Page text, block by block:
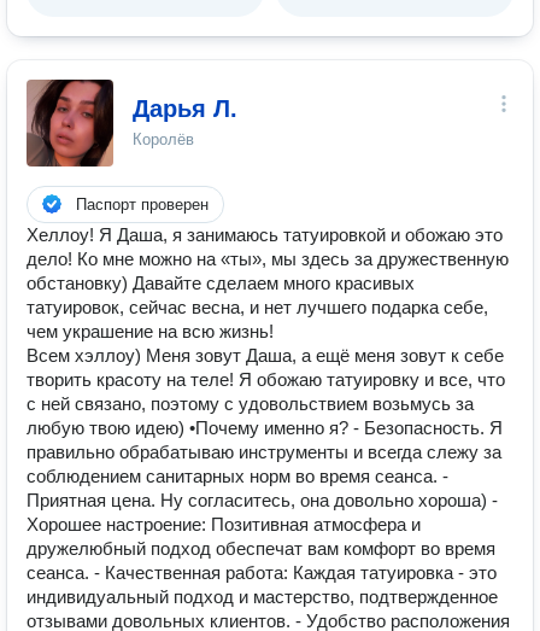
Дарья Л.
Королёв
Паспорт проверен
Хеллоу! Я Даша, я занимаюсь татуировкой и обожаю это
дело! Ко мне можно на «ты», мы здесь за дружественную
обстановку) Давайте сделаем много красивых
татуировок, сейчас весна, и нет лучшего подарка себе,
чем украшение на всю жизнь!
Всем хэллоу) Меня зовут Даша, а ещё меня зовут к себе
творить красоту на теле! Я обожаю татуировку и все, что
с ней связано, поэтому с удовольствием возьмусь за
любую твою идею) •Почему именно я? - Безопасность. Я
правильно обрабатываю инструменты и всегда слежу за
соблюдением санитарных норм во время сеанса. -
Приятная цена. Ну согласитесь, она довольно хороша) -
Хорошее настроение: Позитивная атмосфера и
дружелюбный подход обеспечат вам комфорт во время
сеанса. - Качественная работа: Каждая татуировка - это
индивидуальный подход и мастерство, подтвержденное
отзывами довольных клиентов. - Удобство расположения